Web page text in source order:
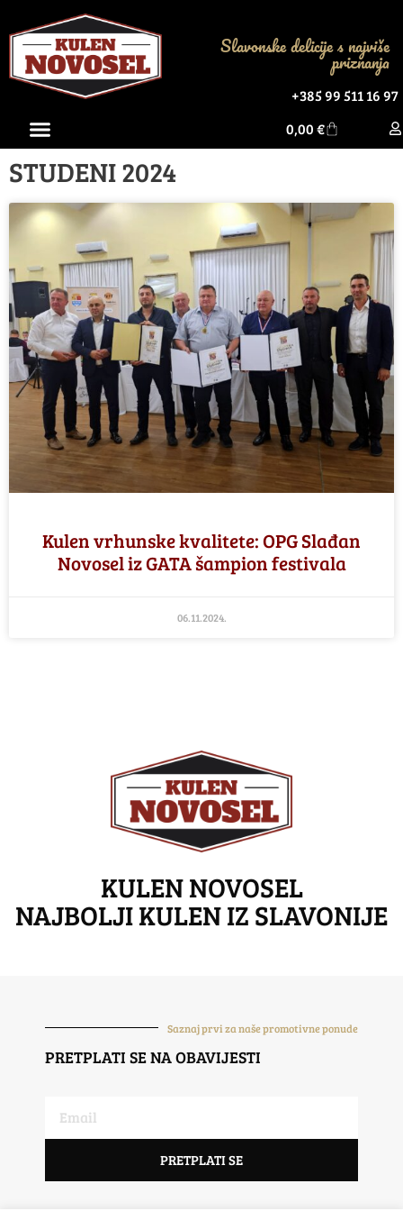
Slavonske delicije s najviše
priznanja
+385 99 511 16 97
0,00€
STUDENI 2024
Kulen vrhunske kvalitete: OPG Slađan
Novosel iz GATA šampion festivala
06.11.2024.
KULEN NOVOSEL
NAJBOLJI KULEN IZ SLAVONIJE
Saznaj prvi za naše promotivne ponude
PRETPLATI SE NA OBAVIJESTI
PRETPLATI SE